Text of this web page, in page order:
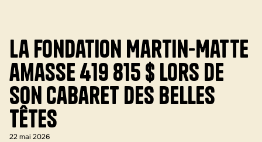
La Fondation Martin-Matte
amasse 419 815 $ lors de
son Cabaret des Belles
Têtes
22 mai 2026